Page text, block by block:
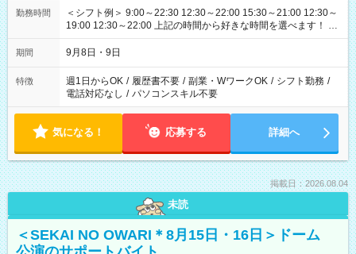
勤務時間
＜シフト例＞ 9:00～22:30 12:30～22:00 15:30～21:00 12:30～
19:00 12:30～22:00 上記の時間から好きな時間を選べます！ ※
時間は変更となる可能性があります
期間 9月8日・9日
特徴 週1日からOK / 履歴書不要 / 副業・WワークOK / シフト勤務 /
電話対応なし / パソコンスキル不要
気になる！ 応募する 詳細へ
掲載日：2026.08.04
未読
＜SEKAI NO OWARI＊8月15日・16日＞ドーム